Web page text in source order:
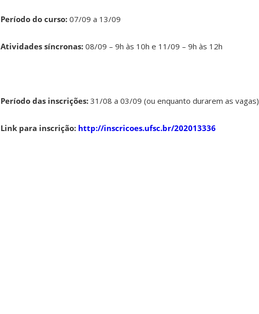
Período do curso: 07/09 a 13/09
Atividades síncronas: 08/09 – 9h às 10h e 11/09 – 9h às 12h
Período das inscrições: 31/08 a 03/09 (ou enquanto durarem as vagas)
Link para inscrição: http://inscricoes.ufsc.br/202013336